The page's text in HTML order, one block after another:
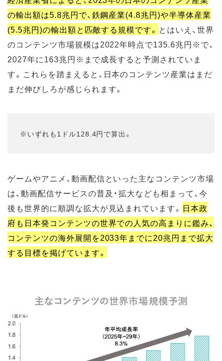
の輸出額は5.8兆円で、鉄鋼産業(4.8兆円)や半導体産業
(5.5兆円)の輸出額と匹敵する規模です。 とはいえ、世界
のコンテンツ市場規模は2022年時点で135.6兆円※で、
2027年に163兆円※まで成長すると予測されていま
す。これらを踏まえると、日本のコンテンツ産業はまだ
まだ伸びしろが感じられます。
※いずれも1ドル128.4円で算出。
ゲームやアニメ、動画配信といった主なコンテンツ市場
は、動画配信サービスの普及・拡大なども相まって、今
後も世界的に順調な拡大が見込まれています。 日本政
府も日本発コンテンツの世界での人気の高まりに鑑み、
コンテンツの海外展開を2033年までに20兆円まで拡大
する目標を掲げています。